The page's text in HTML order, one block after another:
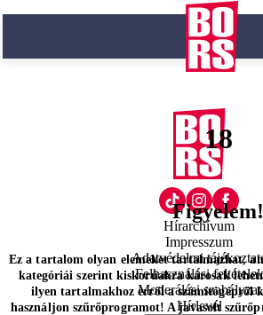
18
Figyelem!
Ez a tartalom olyan elemeket tartalmazhat,
kategóriái szerint kiskorúakra károsak
ilyen tartalmakhoz erről a számítógépről
használjon szűrőprogramot! A javasolt
Hírarchívum
Impresszum
Adatvédelmi
Felhasználási feltételek
Moderálási szabályzat
Hírlevél